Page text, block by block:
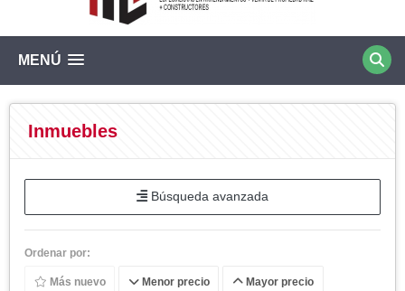
MENÚ
Inmuebles
Búsqueda avanzada
Ordenar por:
Más nuevo Menor precio Mayor precio